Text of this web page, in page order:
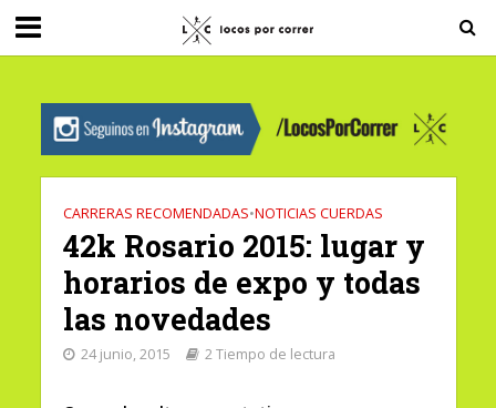
G-0X2PD3RFLV
CARRERAS RECOMENDADAS•NOTICIAS CUERDAS
42k Rosario 2015: lugar y
horarios de expo y todas
las novedades
24 junio, 2015 2 Tiempo de lectura